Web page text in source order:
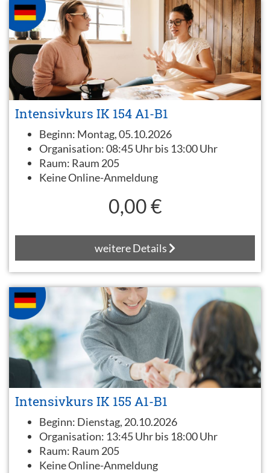
Intensivkurs IK 154 A1-B1
Beginn: Montag, 05.10.2026
Organisation:08:45 Uhr bis 13:00 Uhr
Raum: Raum 205
Keine Online-Anmeldung
0,00 €
weitere Details
Intensivkurs IK 155 A1-B1
Beginn: Dienstag, 20.10.2026
Organisation: 13:45 Uhr bis 18:00 Uhr
Raum: Raum 205
Keine Online-Anmeldung